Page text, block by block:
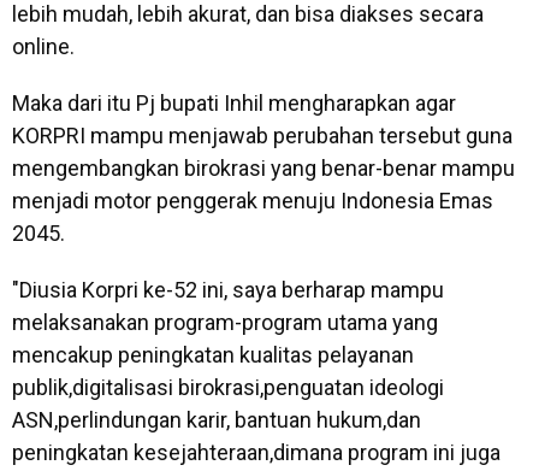
lebih mudah, lebih akurat, dan bisa diakses secara
online.
Maka dari itu Pj bupati Inhil mengharapkan agar
KORPRI mampu menjawab perubahan tersebut guna
mengembangkan birokrasi yang benar-benar mampu
menjadi motor penggerak menuju Indonesia Emas
2045.
"Diusia Korpri ke-52 ini, saya berharap mampu
melaksanakan program-program utama yang
mencakup peningkatan kualitas pelayanan
publik,digitalisasi birokrasi,penguatan ideologi
ASN,perlindungan karir, bantuan hukum,dan
peningkatan kesejahteraan,dimana program ini juga